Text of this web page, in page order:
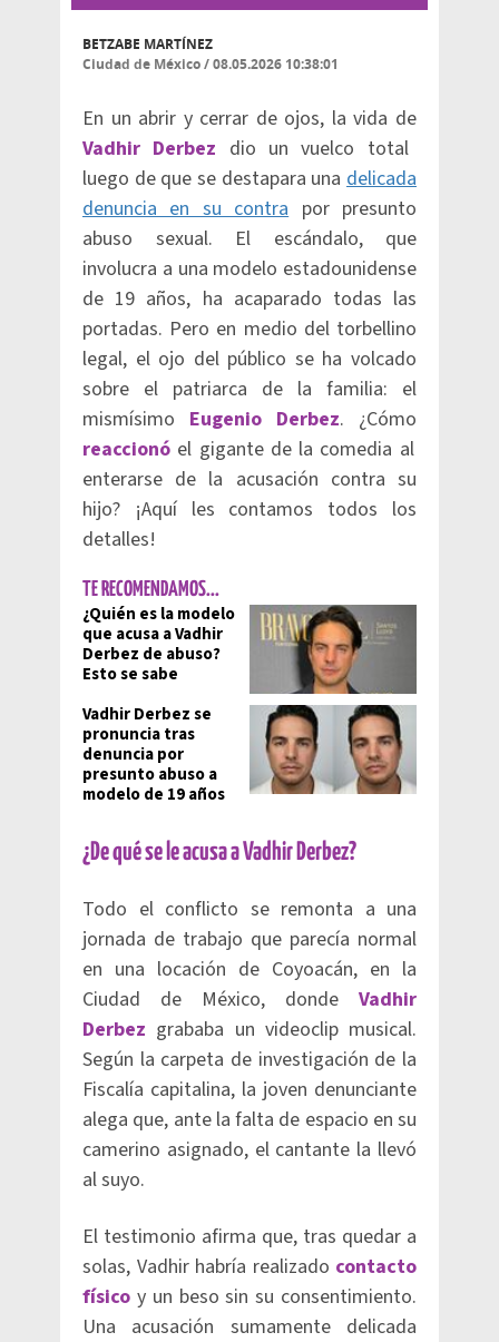
BETZABE MARTÍNEZ
Ciudad de México/08.05.2026 10:38:01
En un abrir y cerrar de ojos, la vida de
Vadhir Derbez dio un vuelco total
luego de que se destapara una delicada
denuncia en su contrapor presunto
abuso sexual. El escándalo, que
involucra a una modelo estadounidense
de 19 años, ha acaparado todas las
portadas. Pero en medio del torbellino
legal, el ojo del público se ha volcado
sobre el patriarca de la familia: el
mismísimo Eugenio Derbez. ¿Cómo
reaccionó el gigante de la comedia al
enterarse de la acusación contra su
hijo? ¡Aquí les contamos todos los
detalles!
TE RECOMENDAMOS...
¿Quién es la modelo
que acusa a Vadhir
Derbez de abuso?
Esto se sabe
Vadhir Derbez se
pronuncia tras
denuncia por
presunto abuso a
modelo de 19 años
¿De qué se le acusa a Vadhir Derbez?
Todo el conflicto se remonta a una
jornada de trabajo que parecía normal
en una locación de Coyoacán, en la
Ciudad de México, donde Vadhir
Derbez grababa un videoclip musical.
Según la carpeta de investigación de la
Fiscalía capitalina, la joven denunciante
alega que, ante la falta de espacio en su
camerino asignado, el cantante la llevó
al suyo.
El testimonio afirma que, tras quedar a
solas, Vadhir habría realizado contacto
físico y un beso sin su consentimiento.
Una acusación sumamente delicada